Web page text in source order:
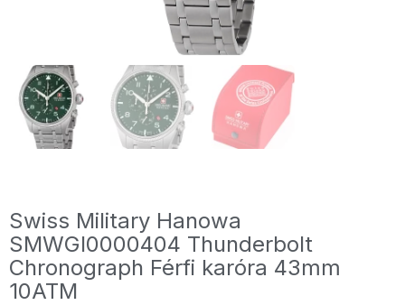
Swiss Military Hanowa
SMWGI0000404 Thunderbolt
Chronograph Férfi karóra 43mm
10ATM